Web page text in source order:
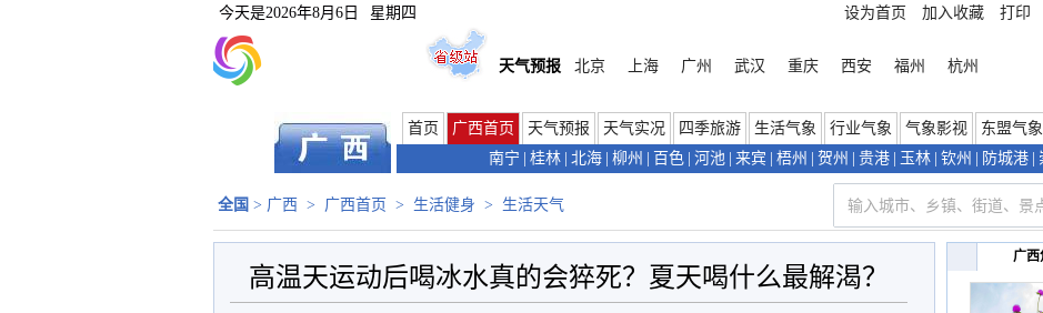
今天是2026年8月6日 星期四 设为首页 加入收藏 打印
天气预报
北京 上海 广州 武汉 重庆 西安 福州 杭州
首页 广西首页 天气预报 天气实况 四季旅游 生活气象 行业气象 气象影视 东盟气象
南宁
桂林 北海 柳州 百色 河池 来宾 梧州 贺州 贵港 玉林 钦州 防城港
全国 > 广西 > 广西首页 > 生活健身 > 生活天气
高温天运动后喝冰水真的会猝死？夏天喝什么最解渴？
广西